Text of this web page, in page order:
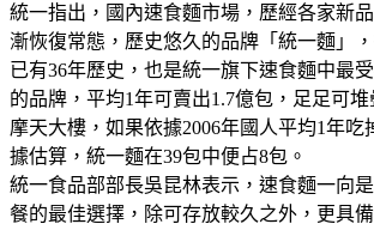
統一指出，國內速食麵市場，歷經各家新
漸恢復常態，歷史悠久的品牌「統一麵」
已有36年歷史，也是統一旗下速食麵中最
的品牌，平均1年可賣出1.7億包，足足可堆
摩天大樓，如果依據2006年國人平均1年吃
據估算，統一麵在39包中便占8包。
統一食品部部長吳昆林表示，速食麵一向
餐的最佳選擇，除可存放較久之外，更具